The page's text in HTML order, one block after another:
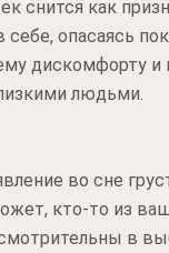
снится как
опасаясь
дискомфорту
людьми.
во сне
кто-то из
в